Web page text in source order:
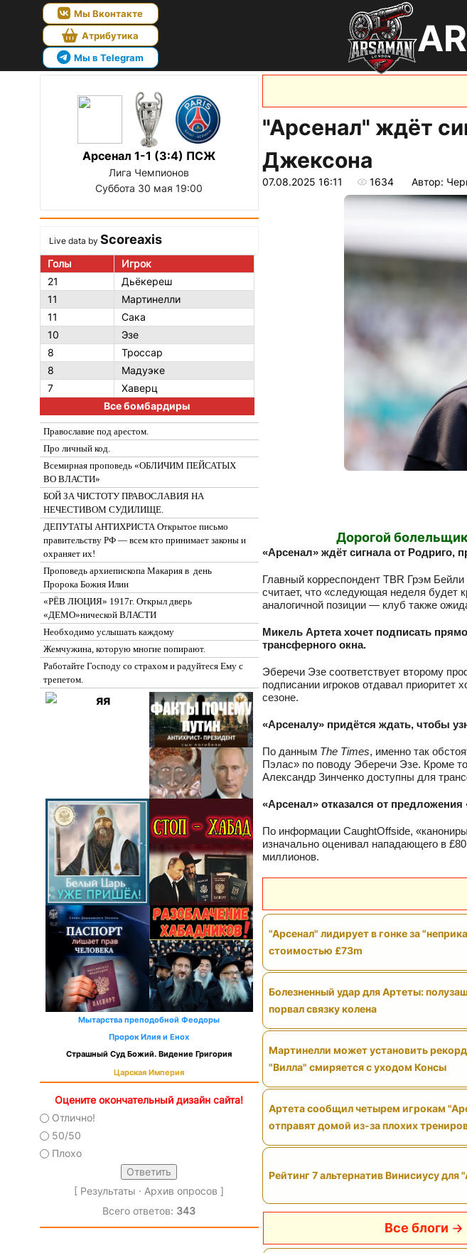
Мы Вконтакте
Атрибутика
Мы в Telegram
Арсенал 1-1 (3:4) ПСЖ
Лига Чемпионов
Суббота 30 мая 19:00
Live data by Scoreaxis
Голы
Игрок
21
Дьёкереш
11
Мартинелли
11
Сака
10
Эзе
8
Троссар
8
Мадуэке
7
Хаверц
Все бомбардиры
Православие под арестом.
Про личный код.
Всемирная проповедь «ОБЛИЧИМ ПЕЙСАТЫХ
ВО ВЛАСТИ»
БОЙ ЗА ЧИСТОТУ ПРАВОСЛАВИЯ НА
НЕЧЕСТИВОМ СУДИЛИЩЕ.
ДЕПУТАТЫ АНТИХРИСТА Открытое письмо
правительству РФ — всем кто принимает законы и
охраняет их!
Проповедь архиепископа Макария в день
Пророка Божия Илии
«РЁВ ЛЮЦИЯ» 1917г. Открыл дверь
«ДЕМО»нической ВЛАСТИ
Необходимо услышать каждому
Жемчужина, которую многие попирают.
Работайте Господу со страхом и радуйтеся Ему с
трепетом.
Мытарства преподобной Феодоры
Пророк Илия и Енох
Страшный Суд Божий. Видение Григория
Царская Империя
Оцените окончательный дизайн сайта!
Отлично!
50/50
Плохо
[ Результаты · Архив опросов ]
Всего ответов: 343
"Арсенал" ждёт
Джексона
07.08.2025 16:11 1634 Автор:
Дорогой
«Арсенал» ждёт сигнала от Родриго,
Главный корреспондент TBR Грэм
считает, что «следующая неделя будет
аналогичной позиции — клуб также
Микель Артета хочет подписать
трансферного окна.
Эберечи Эзе соответствует второму
подписании игроков отдавал
сезоне.
«Арсеналу» придётся ждать, чтобы
По данным The Times, именно так
Пэлас» по поводу Эберечи Эзе. Кроме
Александр Зинченко доступны для
«Арсенал» отказался от
По информации CaughtOffside,
изначально оценивал нападающего в
миллионов.
"Арсенал" лидирует в гонке за
стоимостью £73m
Болезненный удар для Артеты:
порвал связку колена
Мартинелли может установить
"Вилла" смиряется с уходом Консы
Артета сообщил четырем игрокам
отправят домой из-за плохих
Рейтинг 7 альтернатив Винисиусу для
Все блоги